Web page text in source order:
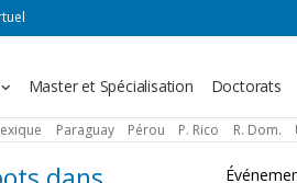
Master et Spécialisation Doctorats
Paraguay Pérou P. Rico R. Dom.